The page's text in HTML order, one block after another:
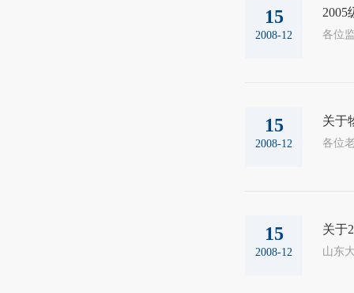
15
2008-12
2005
15
2008-12
关于
15
2008-12
关于
山东